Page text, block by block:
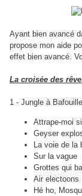
Ayant bien avancé
propose mon aide
effet bien avancé.
La croisée des
1 - Jungle à
Attrape-moi
Geyser
La voie de la
Sur la vague
Grottes qui
Air electoons
Hé ho,